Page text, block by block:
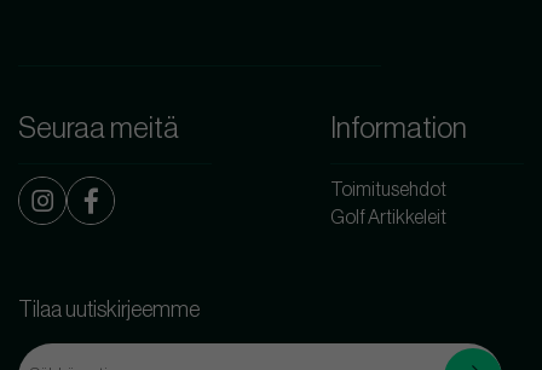
Seuraa meitä Information
Toimitusehdot
Golf Artikkeleit
Tilaa uutiskirjeemme